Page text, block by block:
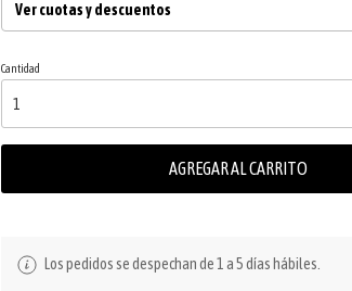
Ver cuotas y descuentos
Cantidad
AGREGAR AL CARRITO
Los pedidos se despechan de 1 a 5 días hábiles.